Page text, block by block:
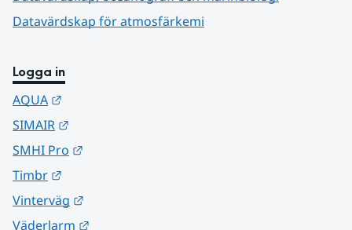
Datavärdskap för atmosfärkemi
Logga in
AQUA
SIMAIR
SMHI Pro
Timbr
Vinterväg
Väderlarm